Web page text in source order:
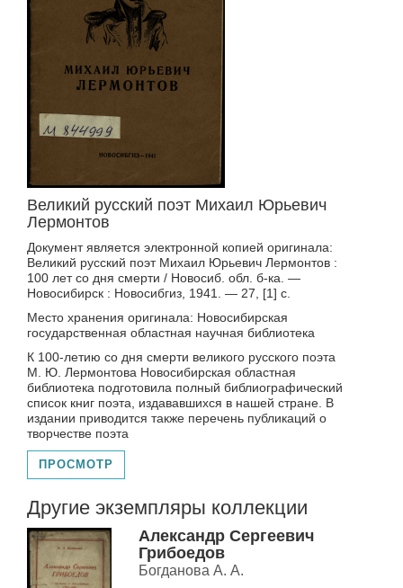
Великий русский поэт Михаил Юрьевич
Лермонтов
Документ является электронной копией оригинала:
Великий русский поэт Михаил Юрьевич Лермонтов :
100 лет со дня смерти / Новосиб. обл. б-ка. —
Новосибирск : Новосибгиз, 1941. — 27, [1] с.
Место хранения оригинала: Новосибирская
государственная областная научная библиотека
К 100-летию со дня смерти великого русского поэта
М. Ю. Лермонтова Новосибирская областная
библиотека подготовила полный библиографический
список книг поэта, издававшихся в нашей стране. В
издании приводится также перечень публикаций о
творчестве поэта
ПРОСМОТР
Другие экземпляры коллекции
Александр Сергеевич
Грибоедов
Богданова А. А.